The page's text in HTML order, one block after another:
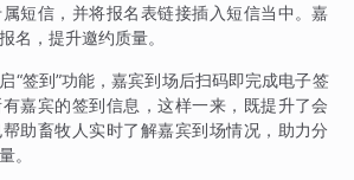
短信，并将报名表链接插入短信当中。嘉
名，提升邀约质量。
“签到”功能，嘉宾到场后扫码即完成电子签
嘉宾的签到信息，这样一来，既提升了会
助畜牧人实时了解嘉宾到场情况，助力分
。